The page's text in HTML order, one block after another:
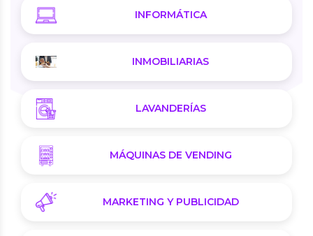
INFORMÁTICA
INMOBILIARIAS
LAVANDERÍAS
MÁQUINAS DE VENDING
MARKETING Y PUBLICIDAD